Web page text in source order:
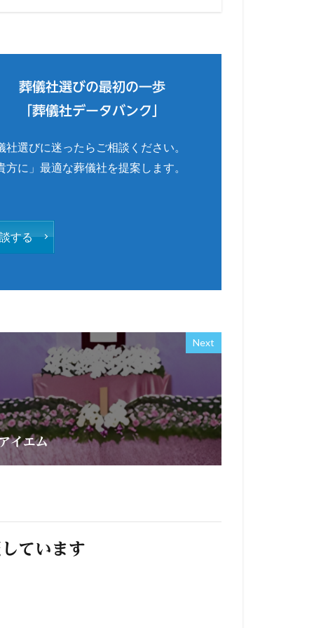
葬儀社選びの最初の一歩
「葬儀社データバンク」
社選びに迷ったらご相談ください。
方に」最適な葬儀社を提案します。
する
Next
イエム
ています